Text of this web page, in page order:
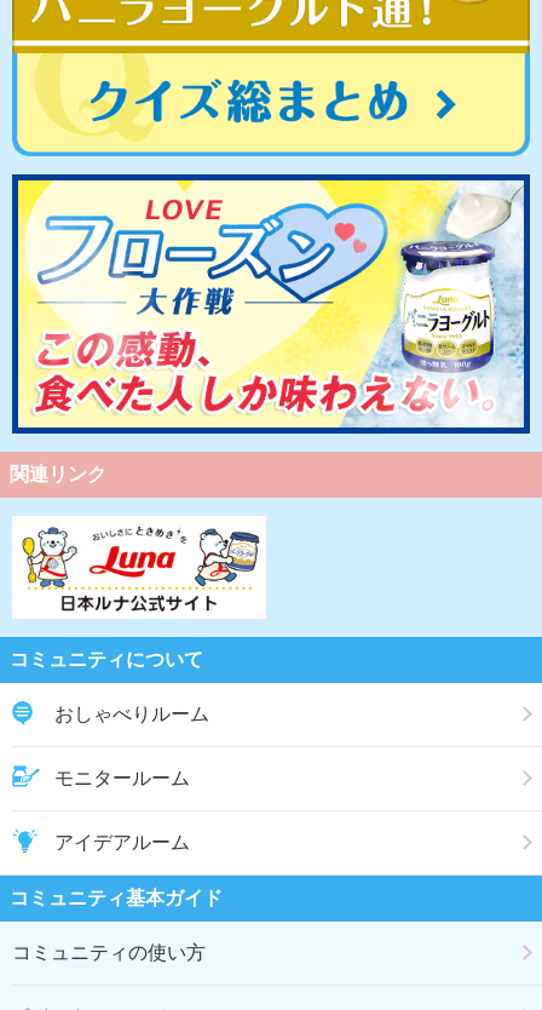
関連リンク
コミュニティについて
おしゃべりルーム
モニタールーム
アイデアルーム
コミュニティ基本ガイド
コミュニティの使い方